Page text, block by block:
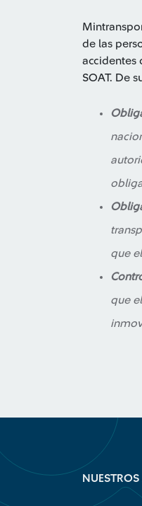
de las
accidentes
SOAT. De
que
que
NUESTROS